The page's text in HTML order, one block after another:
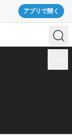
アプリで開く